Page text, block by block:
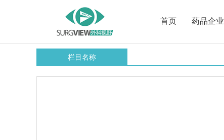
首页 药品企业
栏目名称